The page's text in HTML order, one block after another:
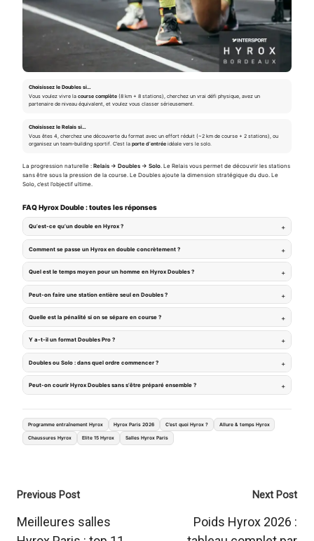
Choisissez le Doubles si…
Vous voulez vivre la course complète(8 km + 8 stations), cherchez un vrai défi physique, avez un
partenaire de niveau équivalent, et voulez vous classer sérieusement.
Choisissez le Relais si…
Vous êtes 4, cherchez une découverte du format avec un effort réduit (~2 km de course + 2 stations), ou
organisez un team-building sportif. C’est la porte d’entréeidéale vers le solo.
La progression naturelle : Relais → Doubles → Solo. Le Relais vous permet de découvrir les stations
sans être sous la pression de la course. Le Doubles ajoute la dimension stratégique du duo. Le
Solo, c’est l’objectif ultime.
FAQ Hyrox Double : toutes les réponses
Qu’est-ce qu’un double en Hyrox ?
Comment se passe un Hyrox en double concrètement ?
Quel est le temps moyen pour un homme en Hyrox Doubles ?
Peut-on faire une station entière seul en Doubles ?
Quelle est la pénalité si on se sépare en course ?
Y a-t-il un format Doubles Pro ?
Doubles ou Solo : dans quel ordre commencer ?
Peut-on courir Hyrox Doubles sans s’être préparé ensemble ?
Programme entraînement Hyrox Hyrox Paris 2026 C’est quoi Hyrox ? Allure & temps Hyrox
Chaussures Hyrox Elite 15 Hyrox Salles Hyrox Paris
Post
navigation
Previous Post
Meilleures salles
Next Post
Poids Hyrox 2026 :